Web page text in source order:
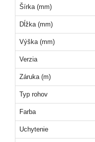
Šírka (mm)
Dĺžka (mm)
Výška (mm)
Verzia
Záruka (m)
Typ rohov
Farba
Uchytenie